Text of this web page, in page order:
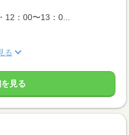
12：00〜13：0...
る
見る